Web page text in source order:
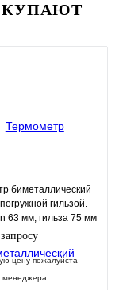
биметаллический
гильзой.
63 мм, гильза 75 мм
цену пожалуйста
менеджера